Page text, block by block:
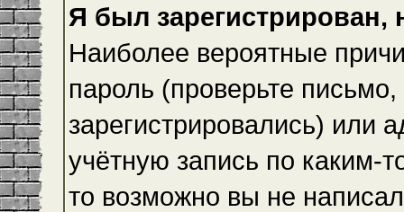
Я был зарегистрирован,
Наиболее вероятные
пароль (проверьте
зарегистрировались) или
учётную запись по каким-
то возможно вы не